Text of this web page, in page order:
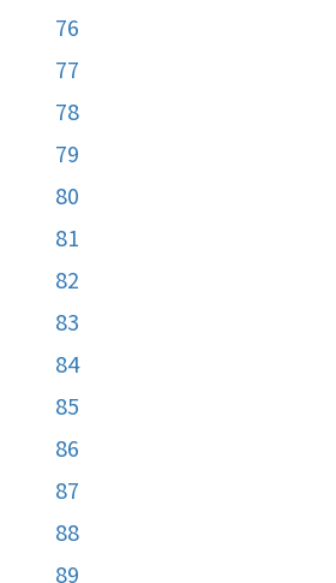
76
77
78
79
80
81
82
83
84
85
86
87
88
89